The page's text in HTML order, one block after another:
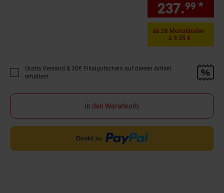
237.99 *
ab 28 Monatsraten
à 9.55 €
Promotion "Gratis Versand &amp; 30€ Filialgutschein auf diesen Artikel
Gratis Versand & 30€ Filialgutschein auf diesen Artikel
erhalten!
In den Warenkorb